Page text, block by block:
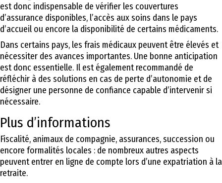
est donc indispensable de vérifier les couvertures
d’assurance disponibles, l’accès aux soins dans le pays
d’accueil ou encore la disponibilité de certains médicaments.
Dans certains pays, les frais médicaux peuvent être élevés et
nécessiter des avances importantes. Une bonne anticipation
est donc essentielle. Il est également recommandé de
réfléchir à des solutions en cas de perte d’autonomie et de
désigner une personne de confiance capable d’intervenir si
nécessaire.
Plus d’informations
Fiscalité, animaux de compagnie, assurances, succession ou
encore formalités locales : de nombreux autres aspects
peuvent entrer en ligne de compte lors d’une expatriation à la
retraite.